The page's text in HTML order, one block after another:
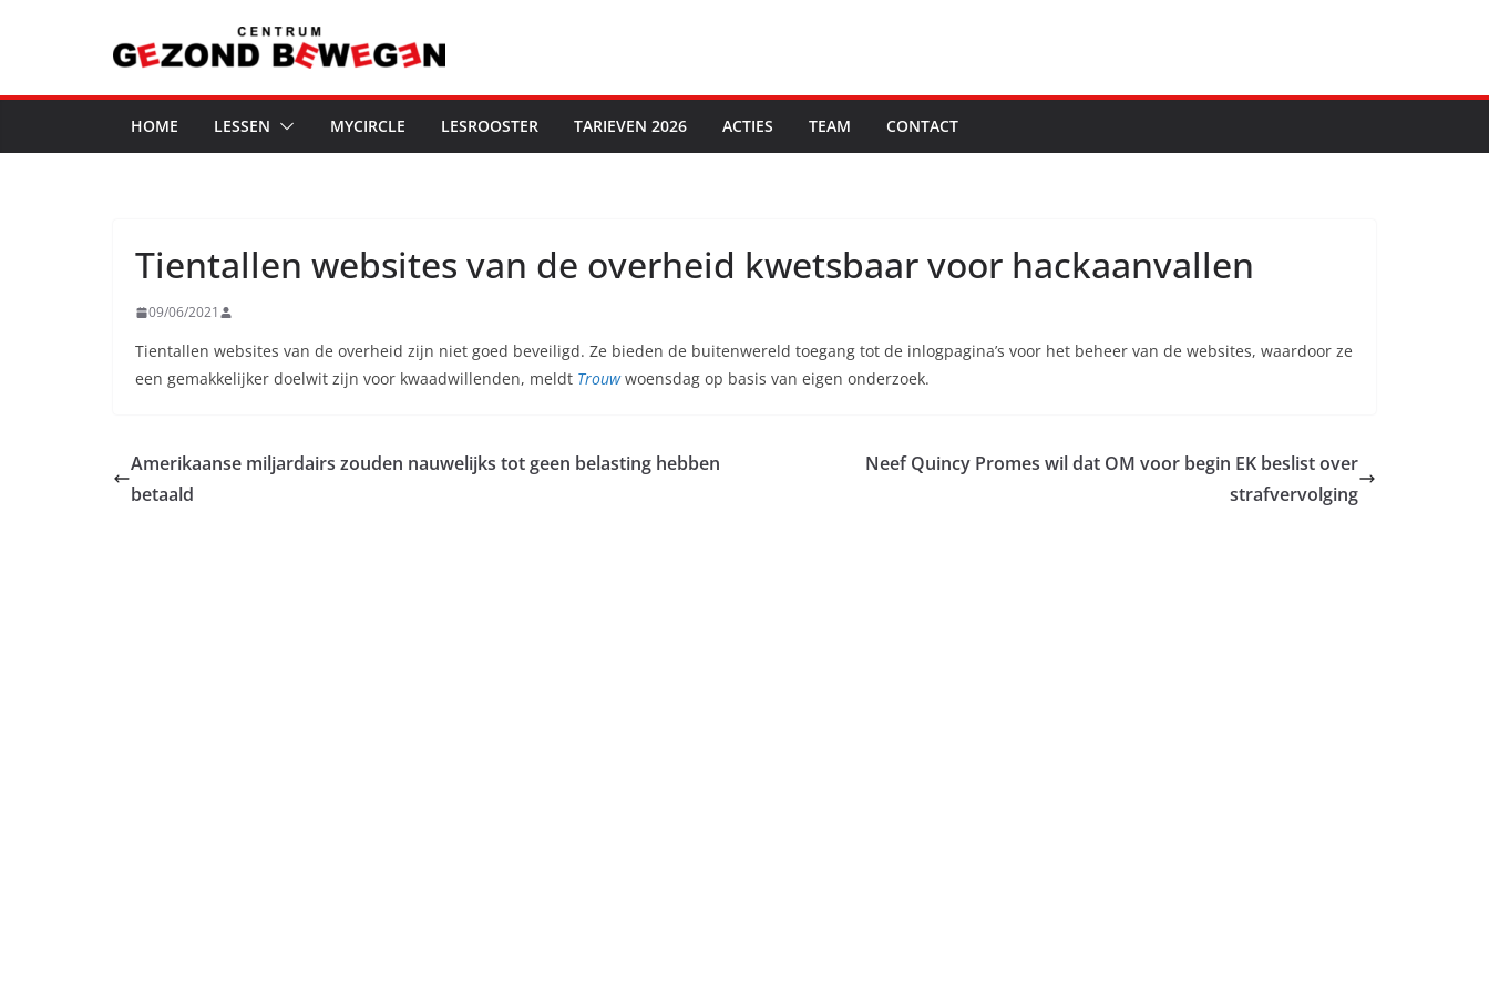
inhoud
HOME LESSEN MYCIRCLE LESROOSTER TARIEVEN 2026 ACTIES TEAM CONTACT
Tientallen websites van de overheid kwetsbaar voor hackaanvallen
09/06/2021
Tientallen websites van de overheid zijn niet goed beveiligd. Ze bieden de buitenwereld toegang tot de inlogpagina’s voor het beheer van de websites, waardoor ze
een gemakkelijker doelwit zijn voor kwaadwillenden, meldt Trouwwoensdag op basis van eigen onderzoek.
Amerikaanse miljardairs zouden nauwelijks tot geen belasting hebben
betaald
Neef Quincy Promes wil dat OM voor begin EK beslist over
strafvervolging